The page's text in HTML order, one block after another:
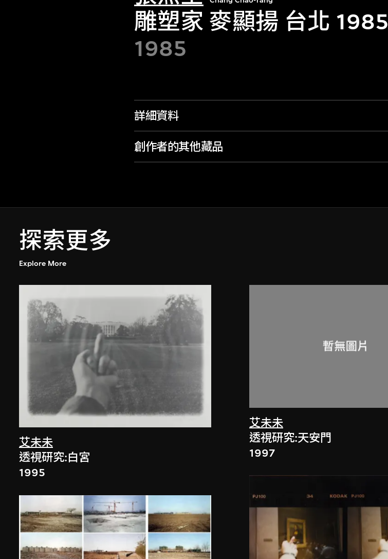
雕塑家 麥顯揚 台北 1985
1985
詳細資料
創作者的其他藏品
探索更多
Explore More
艾未未
透視研究:白宮
1995
艾未未
透視研究:天安門
1997